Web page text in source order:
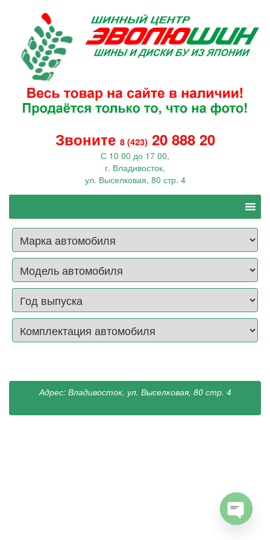
Звоните 8 (423) 20 888 20
С 10 00 до 17 00,
г. Владивосток,
ул. Выселковая, 80 стр. 4
Адрес: Владивосток, ул. Выселковая, 80 стр. 4